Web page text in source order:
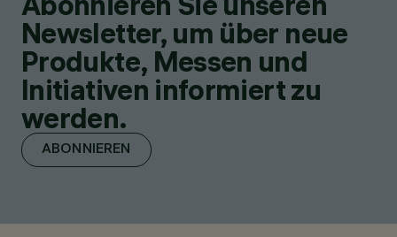
Newsletter, um über neue
Produkte, Messen und
Initiativen informiert zu
werden.
ABONNIEREN